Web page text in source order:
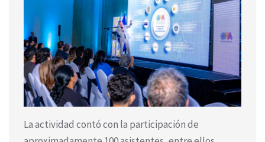
La actividad contó con la participación de